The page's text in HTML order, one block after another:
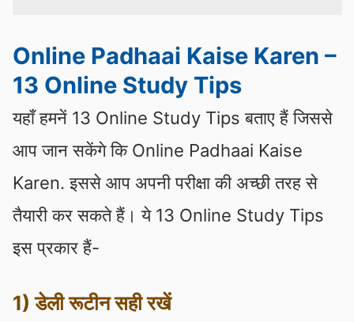
Online Padhaai Kaise Karen –
13 Online Study Tips
यहाँ हमनें 13 Online Study Tips बताए हैं जिससे
आप जान सकेंगे कि Online Padhaai Kaise
Karen. इससे आप अपनी परीक्षा की अच्छी तरह से
तैयारी कर सकते हैं। ये 13 Online Study Tips
इस प्रकार हैं-
1) डेली रूटीन सही रखें